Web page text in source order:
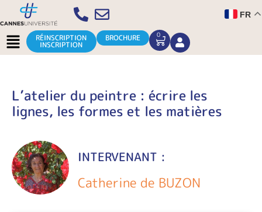
Aller
au
contenu
FR
Menu RÉINSCRIPTION
INSCRIPTION
BROCHURE 0
CART
L’atelier du peintre : écrire les
lignes, les formes et les matières
INTERVENANT :
Catherine de BUZON